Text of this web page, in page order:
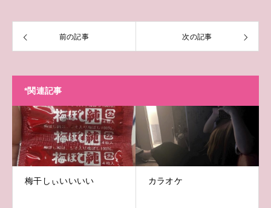
前の記事 次の記事
*関連記事
梅干しぃいいいい カラオケ